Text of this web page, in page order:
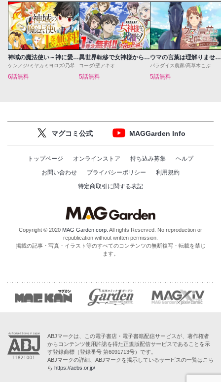
神域の魔法使い～神に愛された落第生は魔法学院へ通う～
ケンノジ/ミヤカミヨロズ/乃希
6話無料
異世界転移で女神様から祝福を！～いえ、手持ちの異能があるので結構です～@COMIC
コーダ/壁アキオ
5話無料
ウマの言葉は理解りませんだから静かにしてください！
パラダイス農家/高草木こぶ
5話無料
マグコミ公式 MAGGarden Info
トップページ オンラインストア 持ち込み募集
ヘルプ
お問い合わせ
プライバシーポリシー
利用規約
特定商取引に関する表記
Copyright © 2020 MAG Garden corp. All rights Reserved. No reproduction or
republication without written permission.
掲載の記事・写真・イラスト等のすべてのコンテンツの無断複写・転載を禁じ
ます。
ABJマークは、この電子書店・電子書籍配信サービスが、著作権者
からコンテンツ使用許諾を得た正規版配信サービスであることを示
す登録商標（登録番号 第6091713号）です。
ABJマークの詳細、ABJマークを掲示しているサービスの一覧はこち
ら https://aebs.or.jp/